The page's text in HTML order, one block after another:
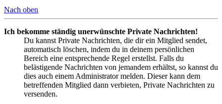
Nach oben
Ich bekomme ständig unerwünschte Private Nachrichten!
Du kannst Private Nachrichten, die dir ein Mitglied sendet,
automatisch löschen, indem du in deinem persönlichen
Bereich eine entsprechende Regel erstellst. Falls du
belästigende Nachrichten von jemandem erhältst, so kannst du
dies auch einem Administrator melden. Dieser kann dem
betreffenden Mitglied dann verbieten, Private Nachrichten zu
versenden.